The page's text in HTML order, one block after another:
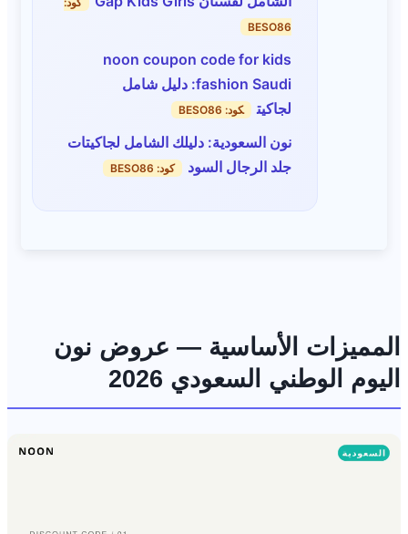
BESO86
noon coupon code for kids
fashion Saudi: دليل شامل
لجاكيت
كود: BESO86
نون السعودية: دليلك الشامل لجاكيتات
جلد الرجال السود
كود: BESO86
المميزات الأساسية — عروض نون
اليوم الوطني السعودي 2026